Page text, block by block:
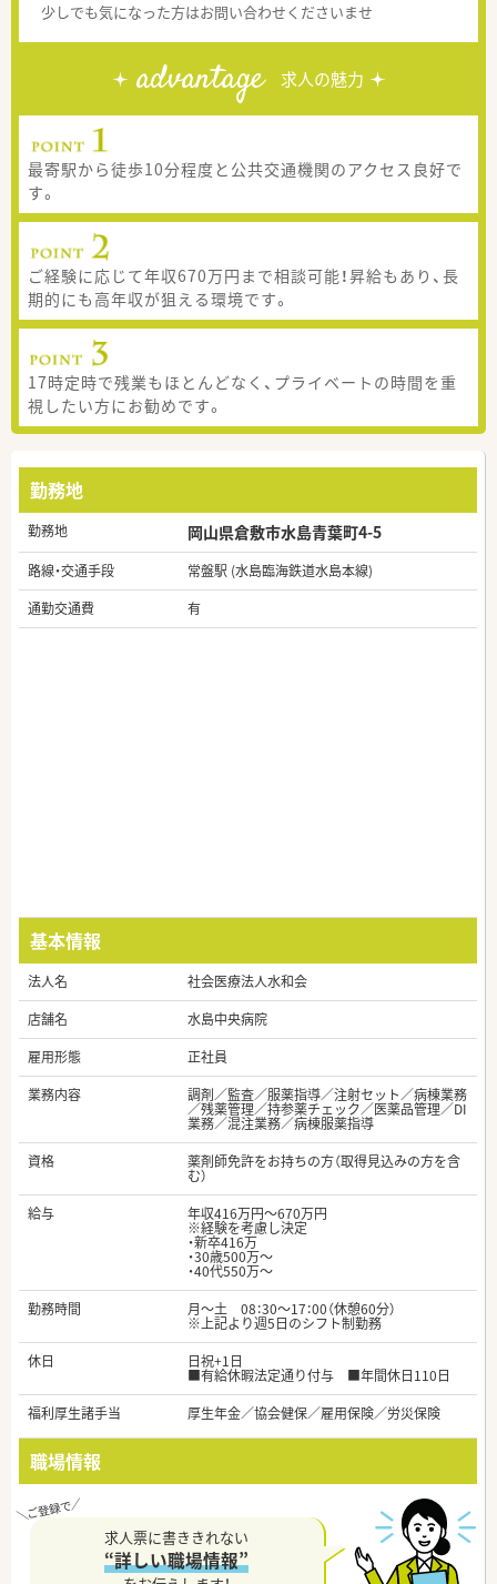
少しでも気になった方はお問い合わせくださいませ
advantage 求人の魅力
最寄駅から徒歩10分程度と公共交通機関のアクセス良好で
す。
ご経験に応じて年収670万円まで相談可能！昇給もあり、長
期的にも高年収が狙える環境です。
17時定時で残業もほとんどなく、プライベートの時間を重
視したい方にお勧めです。
勤務地
勤務地 岡山県倉敷市水島青葉町4-5
路線・交通手段
常盤駅 (水島臨海鉄道水島本線)
通勤交通費
有
基本情報
法人名
社会医療法人水和会
店舗名
水島中央病院
雇用形態
正社員
業務内容
調剤／監査／服薬指導／注射セット／病棟業務
／残薬管理／持参薬チェック／医薬品管理／DI
業務／混注業務／病棟服薬指導
資格
薬剤師免許をお持ちの方（取得見込みの方を含
む）
給与
年収416万円～670万円
※経験を考慮し決定
・新卒416万
・30歳500万～
・40代550万～
勤務時間
月～土 08：30～17：00（休憩60分）
※上記より週5日のシフト制勤務
休日
日祝+1日
■有給休暇法定通り付与 ■年間休日110日
福利厚生諸手当
厚生年金／協会健保／雇用保険／労災保険
職場情報
求人票に書ききれない
“詳しい職場情報”